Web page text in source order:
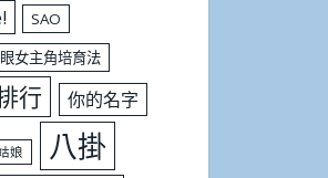
SAO
女主角培育法
行 你的名字
娘 八掛